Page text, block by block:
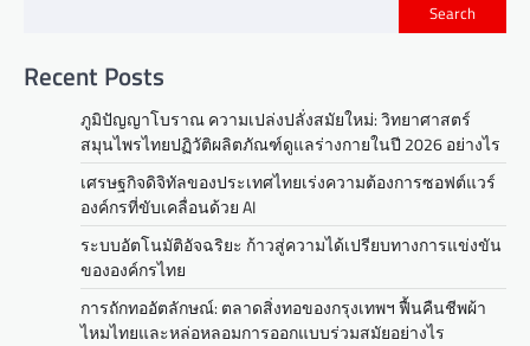
s
Search
Recent Posts
ภูมิปัญญาโบราณ ความเปล่งปลั่งสมัยใหม่: วิทยาศาสตร์
สมุนไพรไทยปฏิวัติผลิตภัณฑ์ดูแลร่างกายในปี 2026 อย่างไร
เศรษฐกิจดิจิทัลของประเทศไทยเร่งความต้องการซอฟต์แวร์
องค์กรที่ขับเคลื่อนด้วย AI
ระบบอัตโนมัติอัจฉริยะ ก้าวสู่ความได้เปรียบทางการแข่งขัน
ขององค์กรไทย
การถักทออัตลักษณ์: ตลาดสิ่งทอของกรุงเทพฯ ฟื้นคืนชีพผ้า
ไหมไทยและหล่อหลอมการออกแบบร่วมสมัยอย่างไร